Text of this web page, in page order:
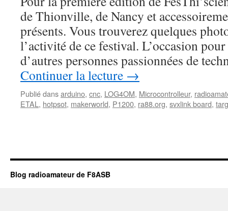
de Thionville, de Nancy et
présents. Vous trouverez quelques
l’activité de ce festival. L’occasion
d’autres personnes passionnées de
Continuer la lecture →
Publié dansarduino, cnc, LOG4OM, Microcontrolleur,
ETAL , hotpsot, makerworld, P1200, ra88.org, svxlink board,
Blog radioamateur de F8ASB